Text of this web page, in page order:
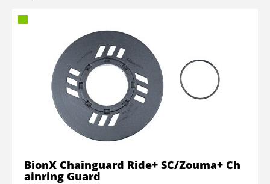
BionX Chainguard Ride+ SC/Zouma+ Ch
ainring Guard